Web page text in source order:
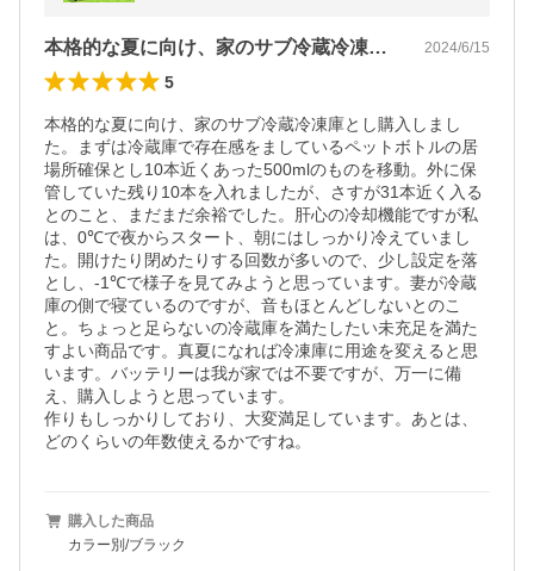
本格的な夏に向け、家のサブ冷蔵冷凍庫と… 2024/6/15
5
本格的な夏に向け、家のサブ冷蔵冷凍庫とし購入しまし
た。まずは冷蔵庫で存在感をましているペットボトルの居
場所確保とし10本近くあった500mlのものを移動。外に保
管していた残り10本を入れましたが、さすが31本近く入る
とのこと、まだまだ余裕でした。肝心の冷却機能ですが私
は、0℃で夜からスタート、朝にはしっかり冷えていまし
た。開けたり閉めたりする回数が多いので、少し設定を落
とし、-1℃で様子を見てみようと思っています。妻が冷蔵
庫の側で寝ているのですが、音もほとんどしないとのこ
と。ちょっと足らないの冷蔵庫を満たしたい未充足を満た
すよい商品です。真夏になれば冷凍庫に用途を変えると思
います。バッテリーは我が家では不要ですが、万一に備
え、購入しようと思っています。
作りもしっかりしており、大変満足しています。あとは、
どのくらいの年数使えるかですね。
購入した商品
カラー別/ブラック